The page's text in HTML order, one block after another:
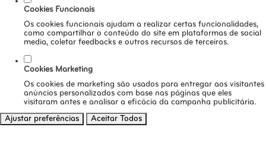
Cookies Funcionais
Os cookies funcionais ajudam a realizar certas funcionalidades,
como compartilhar o conteúdo do site em plataformas de social
media, coletar feedbacks e outros recursos de terceiros.
Cookies Marketing
Os cookies de marketing são usados para entregar aos visitantes
anúncios personalizados com base nas páginas que eles
visitaram antes e analisar a eficácia da campanha publicitária.
Ajustar preferências
Aceitar Todos